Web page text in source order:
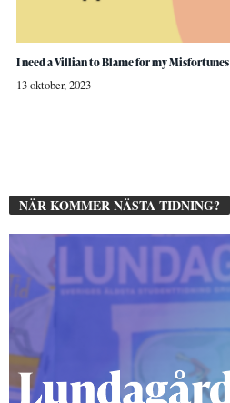
I need a Villian to Blame for my Misfortunes
13 oktober, 2023
NÄR KOMMER NÄSTA TIDNING?